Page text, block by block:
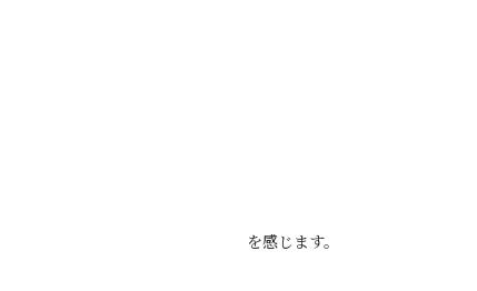
を感じます。